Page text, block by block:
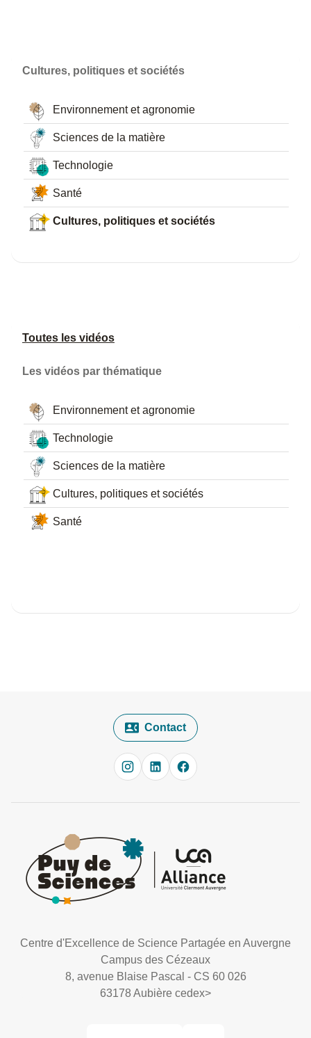
Cultures, politiques et sociétés
Environnement et agronomie
Sciences de la matière
Technologie
Santé
Cultures, politiques et sociétés
Toutes les vidéos
Les vidéos par thématique
Environnement et agronomie
Technologie
Sciences de la matière
Cultures, politiques et sociétés
Santé
Contact
Centre d'Excellence de Science Partagée en Auvergne
Campus des Cézeaux
8, avenue Blaise Pascal - CS 60 026
63178 Aubière cedex>